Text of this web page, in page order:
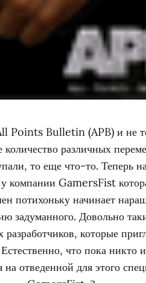
Points Bulletin (APB) и не
количество различных
то еще что-то. Теперь
компании GamersFist
потихоньку начинает
задуманного. Довольно
разработчиков, которые
что пока никто
на отведенной для этого